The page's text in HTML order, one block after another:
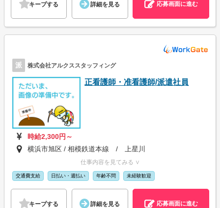
キープする 詳細を見る 応募画面に進む
派 株式会社アルクススタッフィング
正看護師・准看護師/派遣社員
時給2,300円～
横浜市旭区 / 相模鉄道本線 / 上星川
仕事内容を見てみる ∨
交通費支給 日払い・週払い 年齢不問 未経験歓迎
キープする 詳細を見る 応募画面に進む